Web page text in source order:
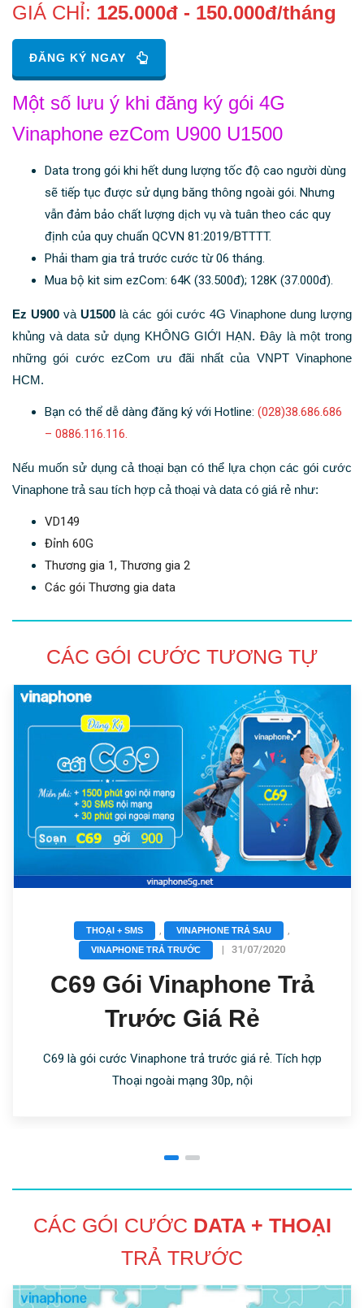
GIÁ CHỈ: 125.000đ - 150.000đ/tháng
ĐĂNG KÝ NGAY
Một số lưu ý khi đăng ký gói 4G
Vinaphone ezCom U900 U1500
Data trong gói khi hết dung lượng tốc độ cao người dùng
sẽ tiếp tục được sử dụng băng thông ngoài gói. Nhưng
vẫn đảm bảo chất lượng dịch vụ và tuân theo các quy
định của quy chuẩn QCVN 81:2019/BTTTT.
Phải tham gia trả trước cước từ 06 tháng.
Mua bộ kit sim ezCom: 64K (33.500đ); 128K (37.000đ).
Ez U900 vàU1500 là các gói cước 4G Vinaphone dung lượng
khủng và data sử dụng KHÔNG GIỚI HẠN. Đây là một trong
những gói cước ezCom ưu đãi nhất của VNPT Vinaphone
HCM.
Bạn có thể dễ dàng đăng ký với Hotline: (028)38.686.686
– 0886.116.116.
Nếu muốn sử dụng cả thoại bạn có thể lựa chọn các gói cước
Vinaphone trả sau tích hợp cả thoại và data có giá rẻ như:
VD149
Đỉnh 60G
Thương gia 1, Thương gia 2
Các gói Thương gia data
CÁC GÓI CƯỚC TƯƠNG TỰ
THOẠI + SMS VINAPHONE TRẢ SAU
VINAPHONE TRẢ TRƯỚC | 31/07/2020
C69 Gói Vinaphone Trả
Trước Giá Rẻ
C69 là gói cước Vinaphone trả trước giá rẻ. Tích hợp
Thoại ngoài mạng 30p, nội
CÁC GÓI CƯỚC DATA + THOẠI
TRẢ TRƯỚC